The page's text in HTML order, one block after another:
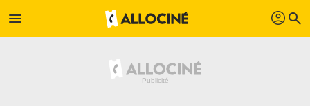
menu profil search